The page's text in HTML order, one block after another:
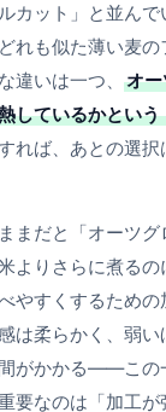
カット」と並ん
れも似た薄い麦
違いは一つ、
オ
しているかという
れば、あとの選択
まだと「オーツ
よりさらに煮るの
やすくするため
は柔らかく、弱い
がかかる――この
要なのは「加工